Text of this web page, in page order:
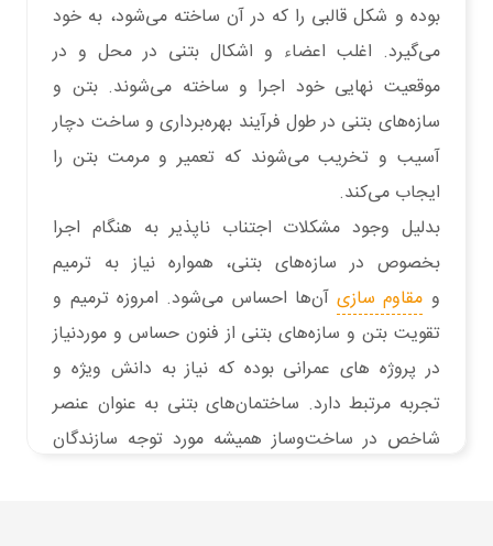
بوده و شکل قالبی را که در آن ساخته می‌شود، به خود
می‌گیرد. اغلب اعضاء و اشکال بتنی در محل و در
موقعیت نهایی خود اجرا و ساخته می‌شوند. بتن و
سازه‌های بتنی در طول فرآیند بهره‌برداری و ساخت دچار
آسیب و تخریب می‌شوند که تعمیر و مرمت بتن را
ایجاب می‌کند.
بدلیل وجود مشکلات اجتناب ناپذیر به هنگام اجرا
بخصوص در سازه‌های بتنی، همواره نیاز به ترمیم
و مقاوم سازیآن‌ها احساس می‌شود. امروزه ترمیم و
تقویت بتن و سازه‌های بتنی از فنون حساس و موردنیاز
در پروژه های عمرانی بوده که نیاز به دانش ویژه و
تجربه مرتبط دارد. ساختمان‌های بتنی به عنوان عنصر
شاخص در ساخت‌و‌ساز همیشه مورد توجه سازندگان